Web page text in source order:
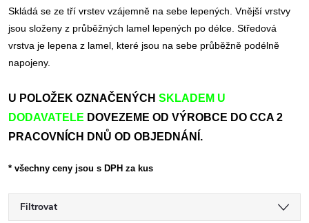
Skládá se ze tří vrstev vzájemně na sebe lepených. Vnější vrstvy
jsou složeny z průběžných lamel lepených po délce. Středová
vrstva je lepena z lamel, které jsou na sebe průběžně podélně
napojeny.
U POLOŽEK OZNAČENÝCH SKLADEM U
DODAVATELE DOVEZEME OD VÝROBCE DO CCA 2
PRACOVNÍCH DNŮ OD OBJEDNÁNÍ.
* všechny ceny jsou s DPH za kus
Filtrovat